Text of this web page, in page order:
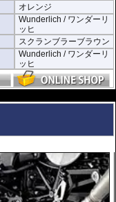
オレンジ
Wunderlich / ワンダーリ
ッヒ
スクランブラーブラウン
Wunderlich / ワンダーリ
ッヒ